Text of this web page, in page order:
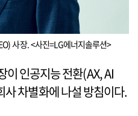
사장. <사진=LG에너지솔루션>
이 인공지능 전환(AX, AI
차별화에 나설 방침이다.